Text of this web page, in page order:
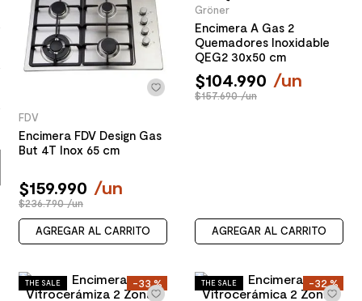
spc
10 columna ducha
FDV
Encimera FDV Design Gas
But 4T Inox 65 cm
$159.990 /un
$236.790 /un
AGREGAR AL CARRITO
Gröner
Encimera A Gas 2
Quemadores Inoxidable
QEG2 30x50 cm
$104.990 /un
$157.690 /un
AGREGAR AL CARRITO
-33 %
THE SALE -32 %
THE SALE